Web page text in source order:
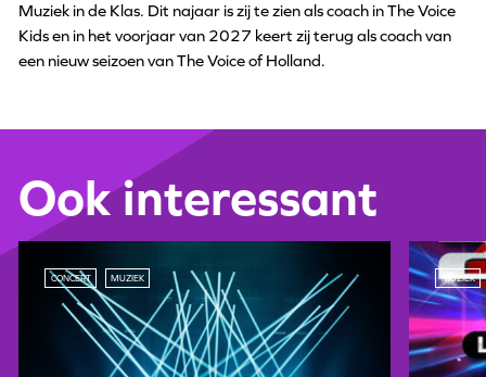
Muziek in de Klas. Dit najaar is zij te zien als coach in The Voice
Kids en in het voorjaar van 2027 keert zij terug als coach van
een nieuw seizoen van The Voice of Holland.
Ook interessant
CONCERT MUZIEK MUZIEK